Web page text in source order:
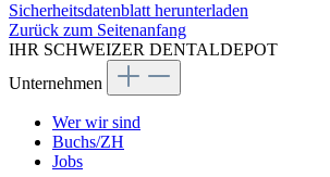
Sicherheitsdatenblatt herunterladen
Zurück zum Seitenanfang
IHR SCHWEIZER DENTALDEPOT
Unternehmen
Wer wir sind
Buchs/ZH
Jobs